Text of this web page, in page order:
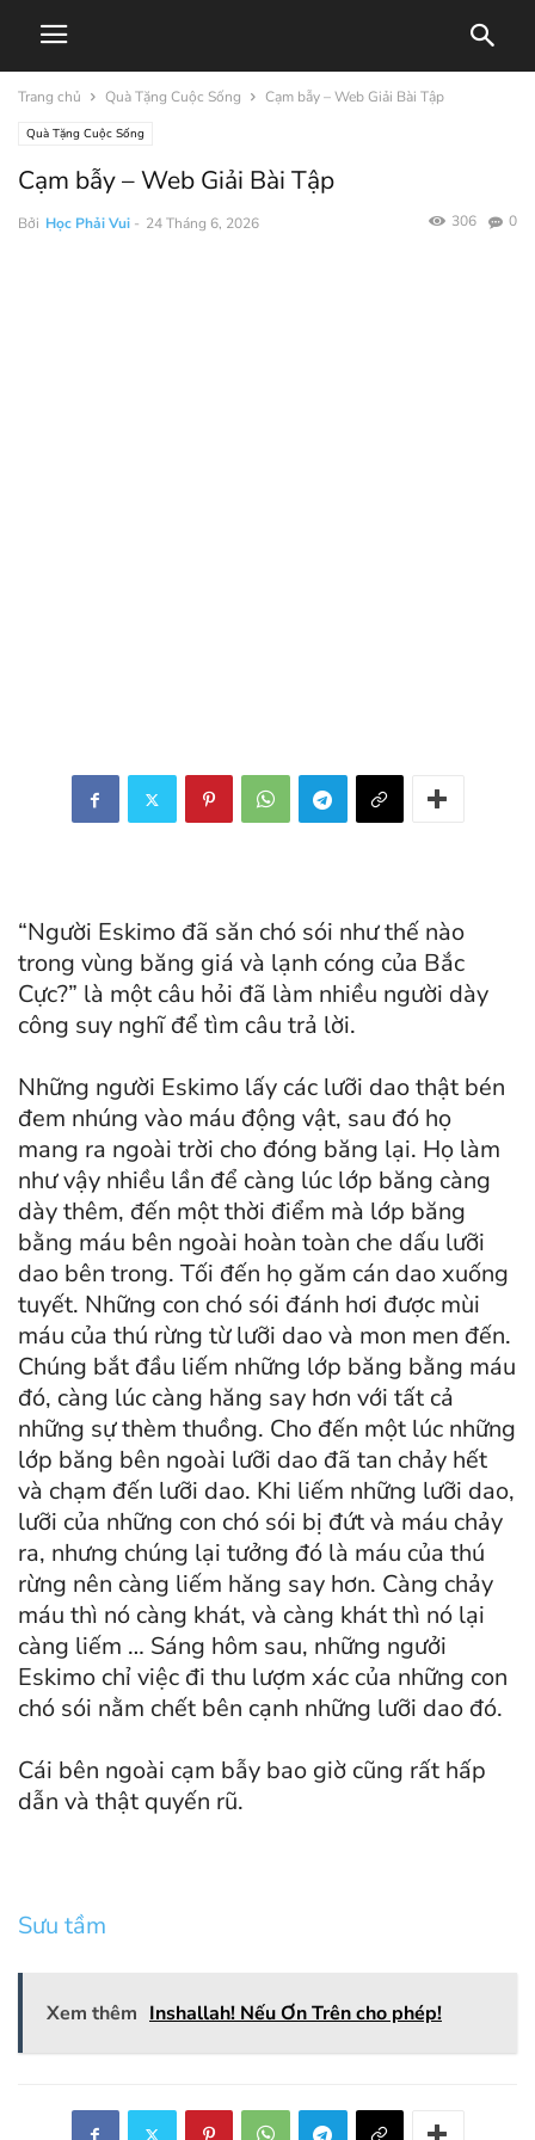
Trang chủ Quà Tặng Cuộc Sống Cạm bẫy – Web Giải Bài Tập
Quà Tặng Cuộc Sống
Cạm bẫy – Web Giải Bài Tập
Bởi Học Phải Vui - 24 Tháng 6, 2026 0
306
“Người Eskimo đã săn chó sói như thế nào
trong vùng băng giá và lạnh cóng của Bắc
Cực?” là một câu hỏi đã làm nhiều người dày
công suy nghĩ để tìm câu trả lời.
Những người Eskimo lấy các lưỡi dao thật bén
đem nhúng vào máu động vật, sau đó họ
mang ra ngoài trời cho đóng băng lại. Họ làm
như vậy nhiều lần để càng lúc lớp băng càng
dày thêm, đến một thời điểm mà lớp băng
bằng máu bên ngoài hoàn toàn che dấu lưỡi
dao bên trong. Tối đến họ găm cán dao xuống
tuyết. Những con chó sói đánh hơi được mùi
máu của thú rừng từ lưỡi dao và mon men đến.
Chúng bắt đầu liếm những lớp băng bằng máu
đó, càng lúc càng hăng say hơn với tất cả
những sự thèm thuồng. Cho đến một lúc những
lớp băng bên ngoài lưỡi dao đã tan chảy hết
và chạm đến lưỡi dao. Khi liếm những lưỡi dao,
lưỡi của những con chó sói bị đứt và máu chảy
ra, nhưng chúng lại tưởng đó là máu của thú
rừng nên càng liếm hăng say hơn. Càng chảy
máu thì nó càng khát, và càng khát thì nó lại
càng liếm … Sáng hôm sau, những ngưởi
Eskimo chỉ việc đi thu lượm xác của những con
chó sói nằm chết bên cạnh những lưỡi dao đó.
Cái bên ngoài cạm bẫy bao giờ cũng rất hấp
dẫn và thật quyến rũ.
Sưu tầm
Xem thêm Inshallah! Nếu Ơn Trên cho phép!